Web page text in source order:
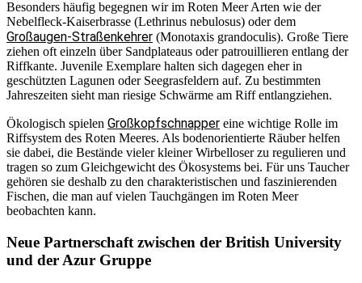
Besonders häufig begegnen wir im Roten Meer Arten wie der
Nebelfleck-Kaiserbrasse (Lethrinus nebulosus) oder dem
Großaugen-Straßenkehrer (Monotaxis grandoculis). Große Tiere
ziehen oft einzeln über Sandplateaus oder patrouillieren entlang der
Riffkante. Juvenile Exemplare halten sich dagegen eher in
geschützten Lagunen oder Seegrasfeldern auf. Zu bestimmten
Jahreszeiten sieht man riesige Schwärme am Riff entlangziehen.
Ökologisch spielen Großkopfschnapper eine wichtige Rolle im
Riffsystem des Roten Meeres. Als bodenorientierte Räuber helfen
sie dabei, die Bestände vieler kleiner Wirbelloser zu regulieren und
tragen so zum Gleichgewicht des Ökosystems bei. Für uns Taucher
gehören sie deshalb zu den charakteristischen und faszinierenden
Fischen, die man auf vielen Tauchgängen im Roten Meer
beobachten kann.
Neue Partnerschaft zwischen der British University
und der Azur Gruppe